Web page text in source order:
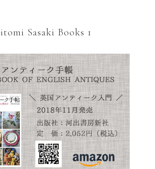
Sasaki Books 1